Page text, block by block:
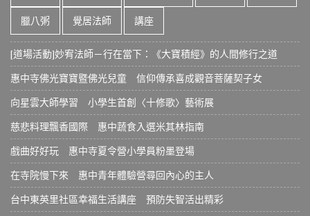
臘八粥 覺居法師 講座
[道場活動]妙宥法師－行在當下：《大寶積經》的人間修行之道
惠中寺佛光寶寶暨佛光兒童 信仰傳承喜成觀音菩薩契子女
向星雲大師學習 小學生首創〈十修歌〉藝術展
慈悲料理飄香國際 惠中蔬食入選米其林指南
戲曲好好玩 惠中寺夏令營小學員粉墨登場
在寺院慢下來 惠中青年體驗營尋回內心的主人
台中東英里社區幸福生活講座 預防失智活出精彩